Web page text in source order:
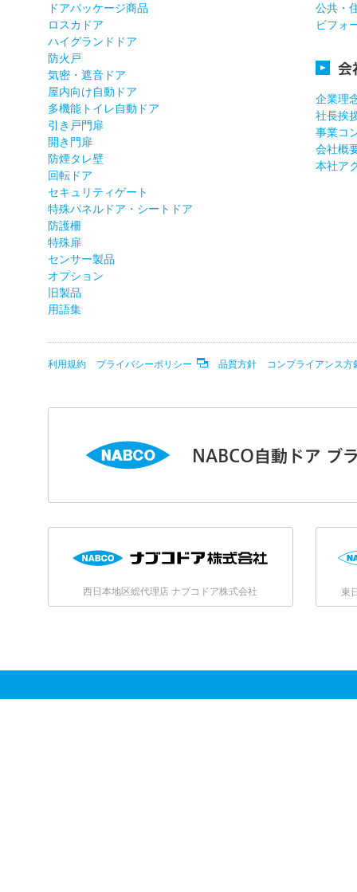
ドアパッケージ商品
ロスカドア
ハイグランドドア
防火戸
気密・遮音ドア
屋内向け自動ドア
多機能トイレ自動ドア
引き戸門扉
開き門扉
防煙タレ壁
回転ドア
セキュリティゲート
特殊パネルドア・シートドア
防護柵
特殊扉
センサー製品
オプション
旧製品
用語集
公共・
ビフォ
会
企業理
社長挨
事業コ
会社概
本社ア
利用規約 プライバシーポリシー 品質方針 コンプライアンス方
NABCO自動ドア ブ
西日本地区総代理店 ナブコドア株式会社 東